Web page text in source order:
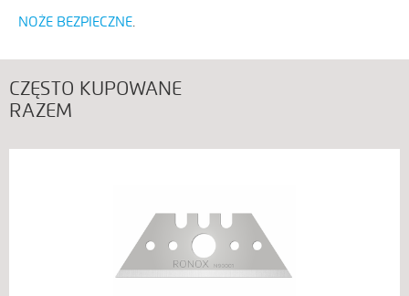
NOŻE BEZPIECZNE
CZĘSTO KUPOWANE
RAZEM